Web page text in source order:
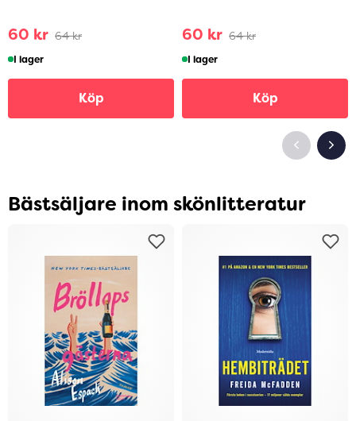
60 kr 64 kr
I lager
Köp
60 kr 64 kr
I lager
Köp
Bästsäljare inom skönlitteratur